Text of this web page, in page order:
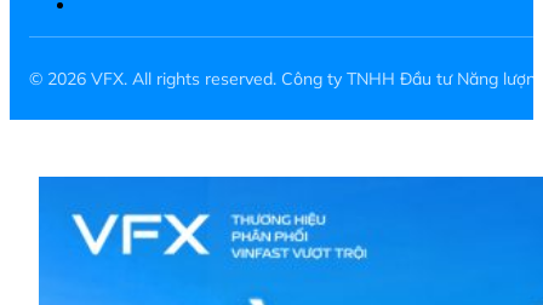
© 2026 VFX. All rights reserved. Công ty TNHH Đầu tư Năng